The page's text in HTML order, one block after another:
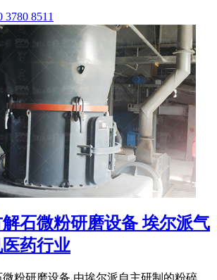
8511
解石微粉研磨设备 埃尔派气
药行业